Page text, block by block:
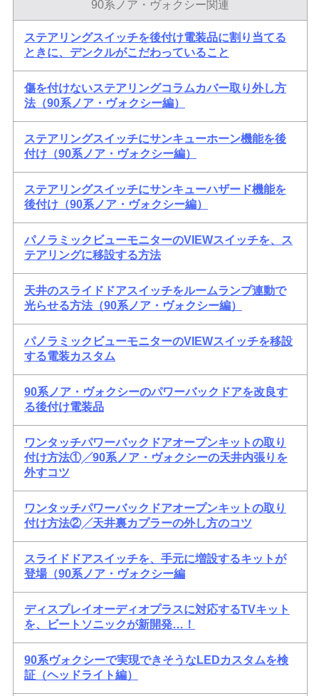
90系ノア・ヴォクシー関連
ステアリングスイッチを後付け電装品に割り当てる
ときに、デンクルがこだわっていること
傷を付けないステアリングコラムカバー取り外し方
法（90系ノア・ヴォクシー編）
ステアリングスイッチにサンキューホーン機能を後
付け（90系ノア・ヴォクシー編）
ステアリングスイッチにサンキューハザード機能を
後付け（90系ノア・ヴォクシー編）
パノラミックビューモニターのVIEWスイッチを、ス
テアリングに移設する方法
天井のスライドドアスイッチをルームランプ連動で
光らせる方法（90系ノア・ヴォクシー編）
パノラミックビューモニターのVIEWスイッチを移設
する電装カスタム
90系ノア・ヴォクシーのパワーバックドアを改良す
る後付け電装品
ワンタッチパワーバックドアオープンキットの取り
付け方法①╱90系ノア・ヴォクシーの天井内張りを
外すコツ
ワンタッチパワーバックドアオープンキットの取り
付け方法②╱天井裏カプラーの外し方のコツ
スライドドアスイッチを、手元に増設するキットが
登場（90系ノア・ヴォクシー編
ディスプレイオーディオプラスに対応するTVキット
を、ビートソニックが新開発…！
90系ヴォクシーで実現できそうなLEDカスタムを検
証（ヘッドライト編）